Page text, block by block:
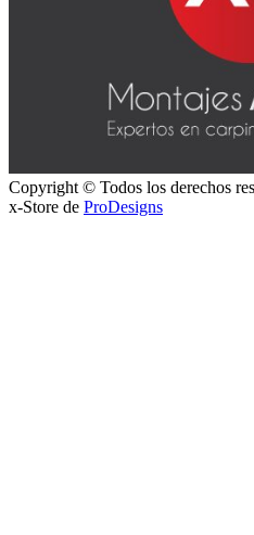
Copyright © Todos los derechos
x-Store de ProDesigns